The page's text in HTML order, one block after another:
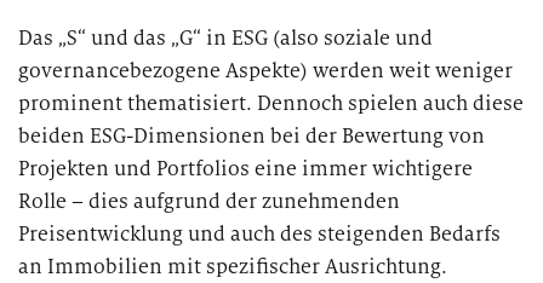
Marktstudie unter Versicherern:
Operations der Zukunft
Das „S“ und das „G“ in ESG (also soziale und
governancebezogene Aspekte) werden weit weniger
prominent thematisiert. Dennoch spielen auch diese
beiden ESG-Dimensionen bei der Bewertung von
Projekten und Portfolios eine immer wichtigere
Rolle – dies aufgrund der zunehmenden
Preisentwicklung und auch des steigenden Bedarfs
an Immobilien mit spezifischer Ausrichtung.